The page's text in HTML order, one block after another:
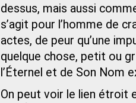
dessus, mais aussi
s’agit pour l’homme de
actes, de peur qu’une
quelque chose, petit ou
l’Éternel et de Son Nom
On peut voir le lien étroit